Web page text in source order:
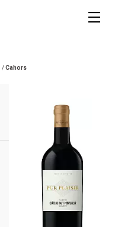
/Cahors